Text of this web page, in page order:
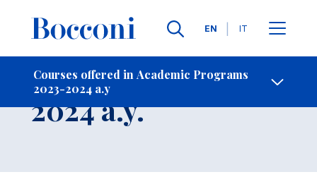
Languages
EN IT
Courses offered in Academic Programs
2023-2024 a.y
- Contact Us
Course 2023-
2024 a.y.